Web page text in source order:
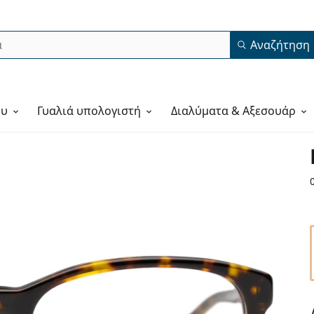
Αναζήτηση
Γυαλιά υπολογιστή Διαλύματα & Αξεσουάρ